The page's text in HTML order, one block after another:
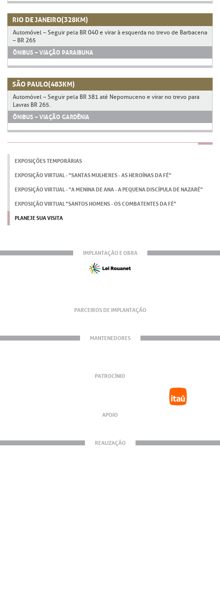
RIO DE JANEIRO(328KM)
ÔNIBUS – VIAÇÃO PARAIBUNA
Automóvel – Seguir pela BR 040 e virar à esquerda no trevo de Barbacena
– BR 265
SÃO PAULO(483KM)
ÔNIBUS – VIAÇÃO GARDÊNIA
Automóvel – Seguir pela BR 381 até Nepomuceno e virar no trevo para
Lavras BR 265.
EXPOSIÇÕES TEMPORÁRIAS
EXPOSIÇÃO VIRTUAL - "SANTAS MULHERES - AS HEROÍNAS DA FÉ"
EXPOSIÇÃO VIRTUAL - "A MENINA DE ANA - A PEQUENA DISCÍPULA DE NAZARÉ"
EXPOSIÇÃO VIRTUAL "SANTOS HOMENS - OS COMBATENTES DA FÉ"
PLANEJE SUA VISITA
IMPLANTAÇÃO E OBRA
PARCEIROS DE IMPLANTAÇÃO
MANTENEDORES
PATROCÍNIO
APOIO
REALIZAÇÃO